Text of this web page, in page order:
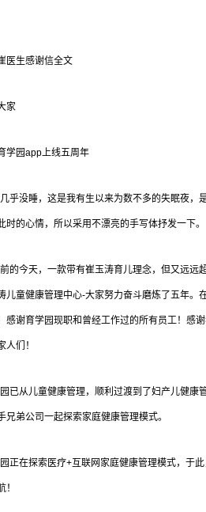
医生感谢信全文
家
学园app上线五周年
乎没睡，这是我有生以来为数不多的失眠夜
时的心情，所以采用不漂亮的手写体抒发一下。
的今天，一款带有崔玉涛育儿理念，但又远
儿童健康管理中心-大家努力奋斗磨炼了五年
感谢育学园现职和曾经工作过的所有员工！感
人们！
已从儿童健康管理，顺利过渡到了妇产儿健
兄弟公司一起探索家庭健康管理模式。
正在探索医疗+互联网家庭健康管理模式，于
！